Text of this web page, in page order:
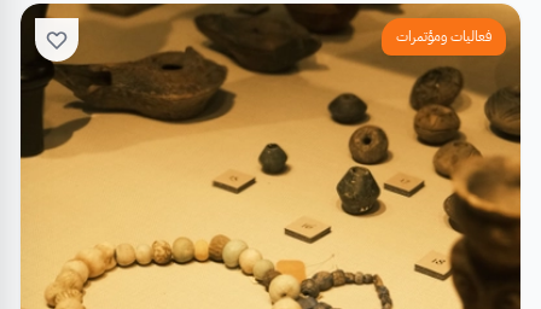
فعاليات ومؤتمرات